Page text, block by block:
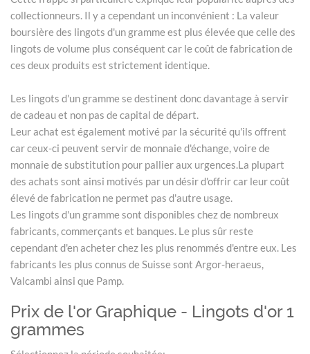
collectionneurs. Il y a cependant un inconvénient : La valeur
boursière des lingots d'un gramme est plus élevée que celle des
lingots de volume plus conséquent car le coût de fabrication de
ces deux produits est strictement identique.
Les lingots d'un gramme se destinent donc davantage à servir
de cadeau et non pas de capital de départ.
Leur achat est également motivé par la sécurité qu'ils offrent
car ceux-ci peuvent servir de monnaie d'échange, voire de
monnaie de substitution pour pallier aux urgences.La plupart
des achats sont ainsi motivés par un désir d'offrir car leur coût
élevé de fabrication ne permet pas d'autre usage.
Les lingots d'un gramme sont disponibles chez de nombreux
fabricants, commerçants et banques. Le plus sûr reste
cependant d'en acheter chez les plus renommés d'entre eux. Les
fabricants les plus connus de Suisse sont Argor-heraeus,
Valcambi ainsi que Pamp.
Prix de l'or Graphique - Lingots d'or 1
grammes